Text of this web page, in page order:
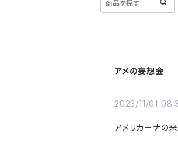
アメの妄想会
2023/11/01
アメリカーナの